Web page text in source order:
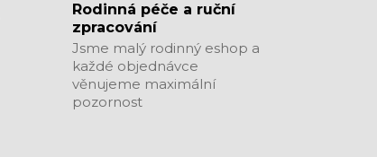
​​​​​​​Rodinná péče a ruční
zpracování
Jsme malý rodinný eshop a
každé objednávce
věnujeme maximální
pozornost